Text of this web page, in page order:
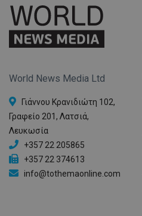
World News Media Ltd
Γιάννου Κρανιδιώτη 102,
Γραφείο 201, Λατσιά,
Λευκωσία
+357 22 205865
+357 22 374613
info@tothemaonline.com